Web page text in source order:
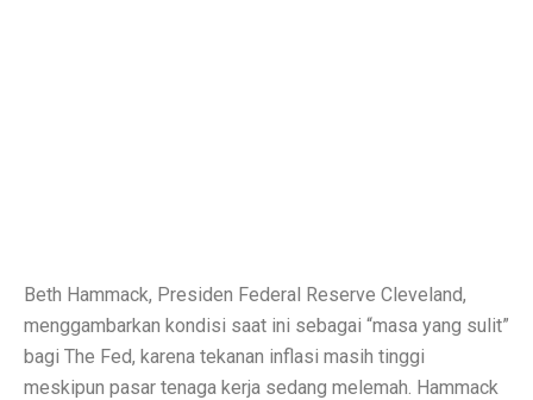
Jika Benci Panggilan Telepon Tapi Suka Pesan Teks,
Saham Bank Besar Turun Bersama, Ini
Beth Hammack, Presiden Federal Reserve Cleveland,
menggambarkan kondisi saat ini sebagai “masa yang sulit”
bagi The Fed, karena tekanan inflasi masih tinggi
meskipun pasar tenaga kerja sedang melemah. Hammack